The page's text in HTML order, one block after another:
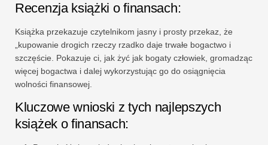
Recenzja książki o finansach:
Książka przekazuje czytelnikom jasny i prosty przekaz, że
„kupowanie drogich rzeczy rzadko daje trwałe bogactwo i
szczęście. Pokazuje ci, jak żyć jak bogaty człowiek, gromadząc
więcej bogactwa i dalej wykorzystując go do osiągnięcia
wolności finansowej.
Kluczowe wnioski z tych najlepszych
książek o finansach: